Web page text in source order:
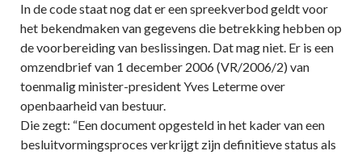
In de code staat nog dat er een spreekverbod geldt voor
het bekendmaken van gegevens die betrekking hebben op
de voorbereiding van beslissingen. Dat mag niet. Er is een
omzendbrief van 1 december 2006 (VR/2006/2) van
toenmalig minister-president Yves Leterme over
openbaarheid van bestuur.
Die zegt: “Een document opgesteld in het kader van een
besluitvormingsproces verkrijgt zijn definitieve status als